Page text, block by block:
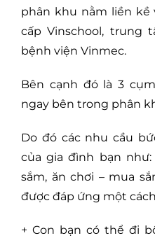
phân khu nằm liền
cấp Vinschool, trung
bệnh viện Vinmec.
Bên cạnh đó là 3
ngay bên trong phân
Do đó các nhu cầu
của gia đình bạn
sắm, ăn chơi – mua
được đáp ứng một
+ Con bạn có thể đi